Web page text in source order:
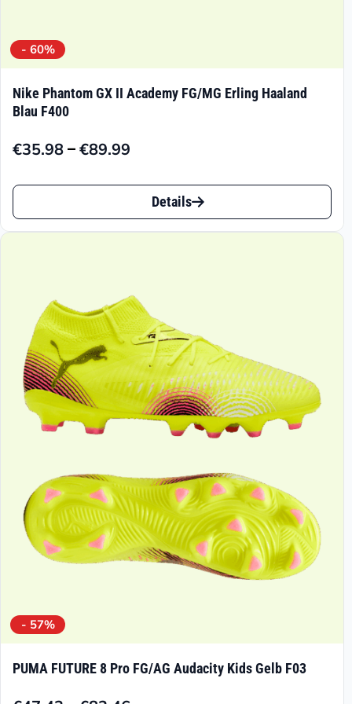
- 60%
Nike Phantom GX II Academy FG/MG Erling Haaland
Blau F400
€35.98–€89.99
Preisspanne:
€89.99
Dieses
Produkt
Varianten
auf.
Die
Optionen
können
Produktseite
gewählt
werden
Details
- 57%
PUMA FUTURE 8 Pro FG/AG Audacity Kids Gelb F03